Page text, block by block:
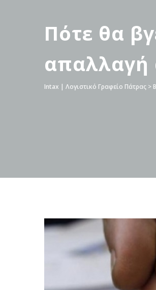
Πότε θα
απαλλαγή
Intax | Λογιστικό Γραφείο Πάτρας >